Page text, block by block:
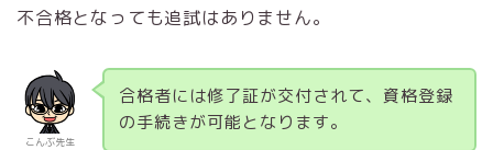
不合格となっても追試はありません。
こんぶ先生
合格者には修了証が交付されて、資格登録
の手続きが可能となります。